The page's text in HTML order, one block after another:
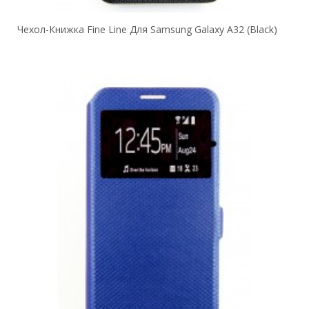
Чехол-Книжка Fine Line Для Samsung Galaxy A32 (black)